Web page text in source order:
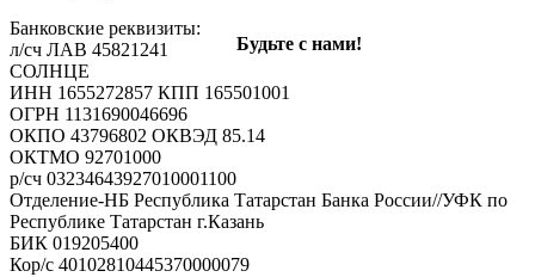
Ваш e-mail не будет опубликован.
Комментарий
Имя *
Будьте с нами!
Банковские реквизиты:
л/сч ЛАВ 45821241
СОЛНЦЕ
ИНН 1655272857 КПП 165501001
ОГРН 1131690046696
ОКПО 43796802 ОКВЭД 85.14
ОКТМО 92701000
р/cч 03234643927010001100
Отделение-НБ Республика Татарстан Банка России//УФК по
Республике Татарстан г.Казань
БИК 019205400
Кор/с 40102810445370000079